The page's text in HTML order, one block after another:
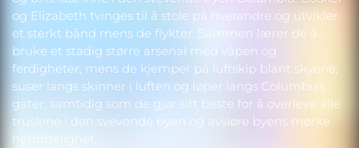
og Elizabeth tvinges til å stole på hverandre og utvikler
et sterkt bånd mens de flykter. Sammen lærer de å
bruke et stadig større arsenal med våpen og
ferdigheter, mens de kjemper på luftskip blant skyene,
suser langs skinner i luften og løper langs Columbias
gater, samtidig som de gjør sitt beste for å overleve alle
truslene i den svevende byen og avsløre byens mørke
hemmelighet.